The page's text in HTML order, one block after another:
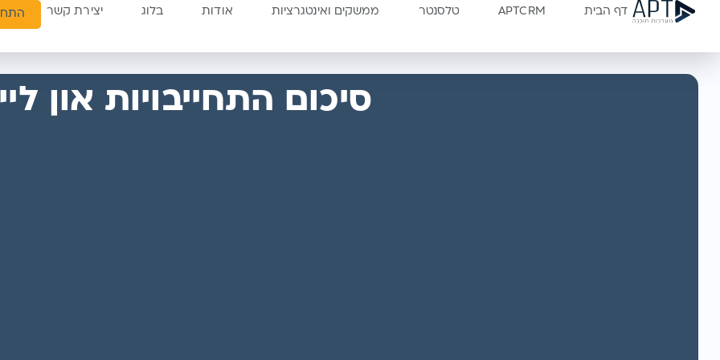
דף הבית APTCRM טלסנטר ממשקים ואינטגרציות אודות בלוג יצירת קשר
סיכום התחייבויות און